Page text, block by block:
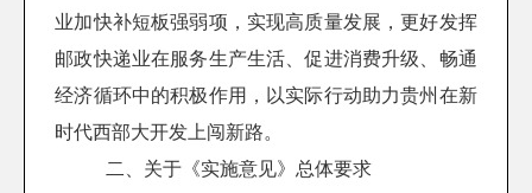
业加快补短板强弱项，实现高质量发展，更好发挥
邮政快递业在服务生产生活、促进消费升级、畅通
经济循环中的积极作用，以实际行动助力贵州在新
时代西部大开发上闯新路。
二、关于《实施意见》总体要求